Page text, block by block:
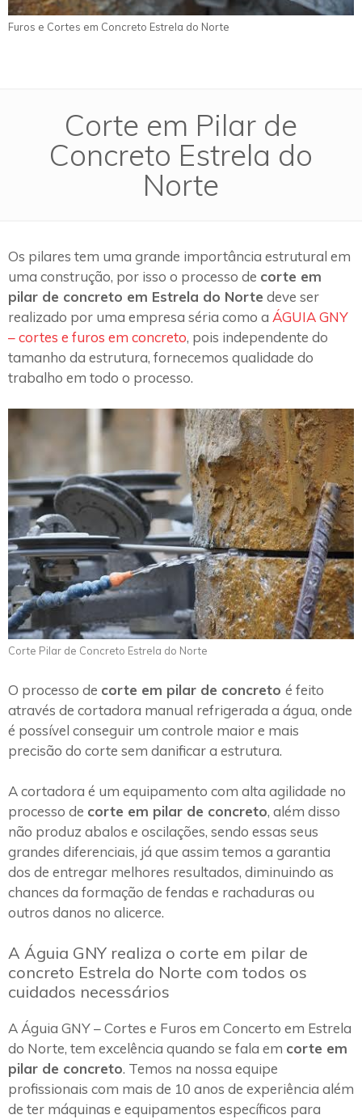
Furos e Cortes em Concreto Estrela do Norte
Corte em Pilar de
Concreto Estrela do
Norte
Os pilares tem uma grande importância estrutural em
uma construção, por isso o processo de corte em
pilar de concreto em Estrela do Norte deve ser
realizado por uma empresa séria como a ÁGUIA GNY
– cortes e furos em concreto, pois independente do
tamanho da estrutura, fornecemos qualidade do
trabalho em todo o processo.
Corte Pilar de Concreto Estrela do Norte
O processo de corte em pilar de concreto é feito
através de cortadora manual refrigerada a água, onde
é possível conseguir um controle maior e mais
precisão do corte sem danificar a estrutura.
A cortadora é um equipamento com alta agilidade no
processo de corte em pilar de concreto, além disso
não produz abalos e oscilações, sendo essas seus
grandes diferenciais, já que assim temos a garantia
dos de entregar melhores resultados, diminuindo as
chances da formação de fendas e rachaduras ou
outros danos no alicerce.
A Águia GNY realiza o corte em pilar de
concreto Estrela do Norte com todos os
cuidados necessários
A Águia GNY – Cortes e Furos em Concerto em Estrela
do Norte, tem excelência quando se fala em corte em
pilar de concreto. Temos na nossa equipe
profissionais com mais de 10 anos de experiência além
de ter máquinas e equipamentos específicos para